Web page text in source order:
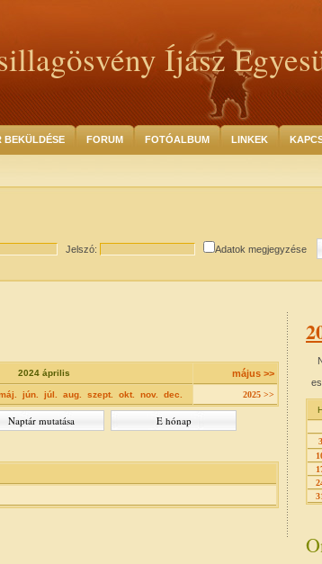
Íjász
BEKÜLDÉSE FORUM FOTÓALBUM LINKEK
Jelszó: Adatok megjegyzése
2024 április május >>
jún. júl. aug. szept. okt. nov. dec. 2025 >>
3